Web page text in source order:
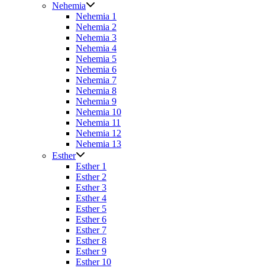
Nehemia
Nehemia 1
Nehemia 2
Nehemia 3
Nehemia 4
Nehemia 5
Nehemia 6
Nehemia 7
Nehemia 8
Nehemia 9
Nehemia 10
Nehemia 11
Nehemia 12
Nehemia 13
Esther
Esther 1
Esther 2
Esther 3
Esther 4
Esther 5
Esther 6
Esther 7
Esther 8
Esther 9
Esther 10